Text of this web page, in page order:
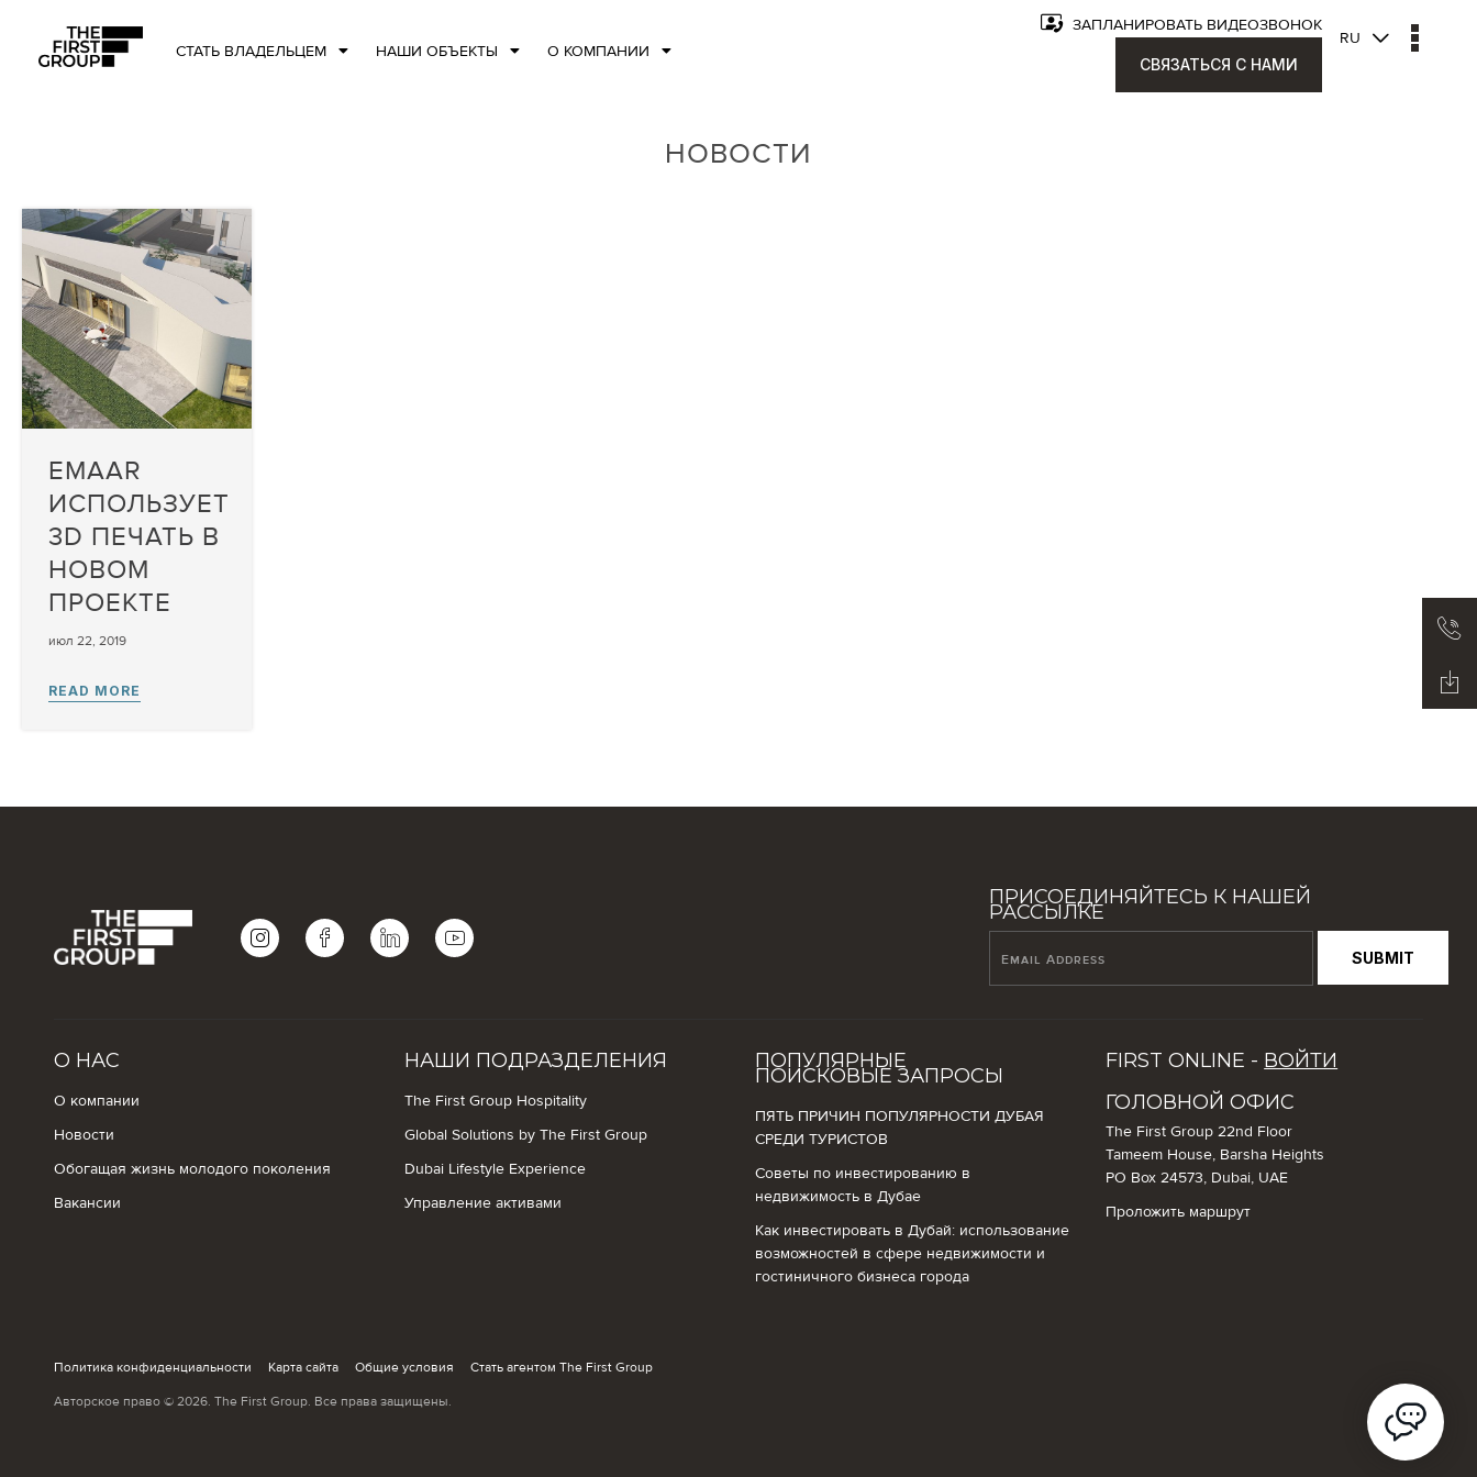
СТАТЬ ВЛАДЕЛЬЦЕМ НАШИ ОБЪЕКТЫ О КОМПАНИИ
ЗАПЛАНИРОВАТЬ ВИДЕОЗВОНОК
СВЯЗАТЬСЯ С НАМИ
RU
НОВОСТИ
EMAAR
ИСПОЛЬЗУЕТ
3D ПЕЧАТЬ В
НОВОМ
ПРОЕКТЕ
июл 22, 2019
ПРИСОЕДИНЯЙТЕСЬ К НАШЕЙ
РАССЫЛКЕ
SUBMIT
О НАС
О компании
Новости
Обогащая жизнь молодого поколения
Вакансии
НАШИ ПОДРАЗДЕЛЕНИЯ
The First Group Hospitality
Global Solutions by The First Group
Dubai Lifestyle Experience
Управление активами
ПОПУЛЯРНЫЕ
ПОИСКОВЫЕ ЗАПРОСЫ
ПЯТЬ ПРИЧИН ПОПУЛЯРНОСТИ ДУБАЯ
СРЕДИ ТУРИСТОВ
Советы по инвестированию в
недвижимость в Дубае
Как инвестировать в Дубай: использование
возможностей в сфере недвижимости и
гостиничного бизнеса города
FIRST ONLINE - ВОЙТИ
ГОЛОВНОЙ ОФИС
The First Group 22nd Floor
Tameem House, Barsha Heights
PO Box 24573, Dubai, UAE
Проложить маршрут
Политика конфиденциальности Карта сайта Общие условия
Стать агентом The First Group
Авторское право © 2026. The First Group. Все права защищены.